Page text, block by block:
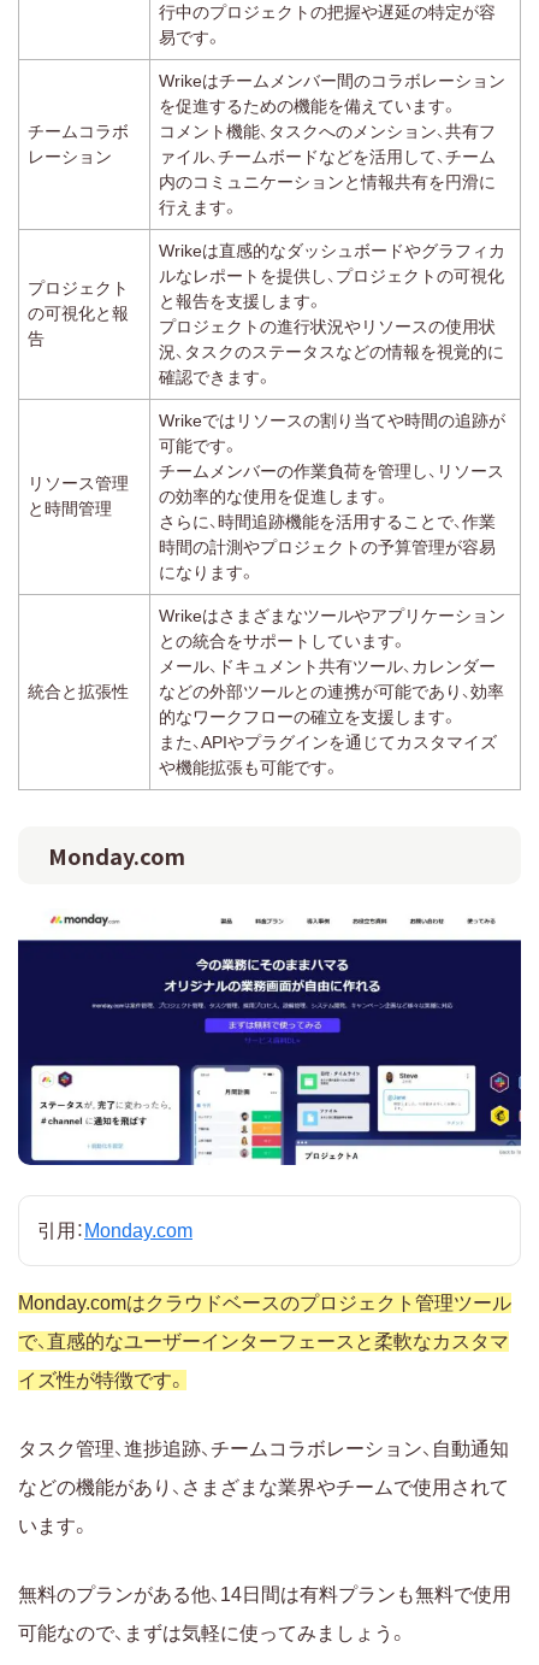
行中のプロジェクトの把握や遅延の特定が容
易です。
チームコラボ
レーション
Wrikeはチームメンバー間のコラボレーション
を促進するための機能を備えています。
コメント機能、タスクへのメンション、共有フ
ァイル、チームボードなどを活用して、チーム
内のコミュニケーションと情報共有を円滑に
行えます。
プロジェクト
の可視化と報
告
Wrikeは直感的なダッシュボードやグラフィカ
ルなレポートを提供し、プロジェクトの可視化
と報告を支援します。
プロジェクトの進行状況やリソースの使用状
況、タスクのステータスなどの情報を視覚的に
確認できます。
リソース管理
と時間管理
Wrikeではリソースの割り当てや時間の追跡が
可能です。
チームメンバーの作業負荷を管理し、リソース
の効率的な使用を促進します。
さらに、時間追跡機能を活用することで、作業
時間の計測やプロジェクトの予算管理が容易
になります。
統合と拡張性
Wrikeはさまざまなツールやアプリケーション
との統合をサポートしています。
メール、ドキュメント共有ツール、カレンダー
などの外部ツールとの連携が可能であり、効率
的なワークフローの確立を支援します。
また、APIやプラグインを通じてカスタマイズ
や機能拡張も可能です。
Monday.com
引用： Monday.com
Monday.comはクラウドベースのプロジェクト管理ツール
で、直感的なユーザーインターフェースと柔軟なカスタマ
イズ性が特徴です。
タスク管理、進捗追跡、チームコラボレーション、自動通知
などの機能があり、さまざまな業界やチームで使用されて
います。
無料のプランがある他、14日間は有料プランも無料で使用
可能なので、まずは気軽に使ってみましょう。